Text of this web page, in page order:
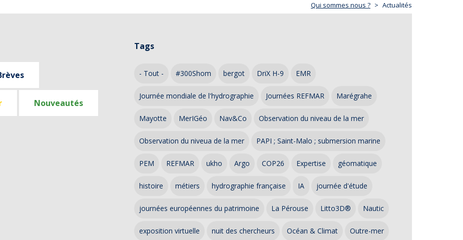
Qui sommes nous ? Actualités
Nouveautés
Tags
- Tout - #300Shom bergot DriX H-9 EMR
Journée mondiale de l'hydrographie Journées REFMAR Marégrahe
Mayotte MerIGéo Nav&Co Observation du niveau de la mer
Observation du niveua de la mer PAPI ; Saint-Malo ; submersion marine
PEM REFMAR ukho Argo COP26 Expertise géomatique
histoire métiers hydrographie française IA journée d'étude
journées européennes du patrimoine La Pérouse Litto3D® Nautic
exposition virtuelle nuit des chercheurs Océan & Climat Outre-mer